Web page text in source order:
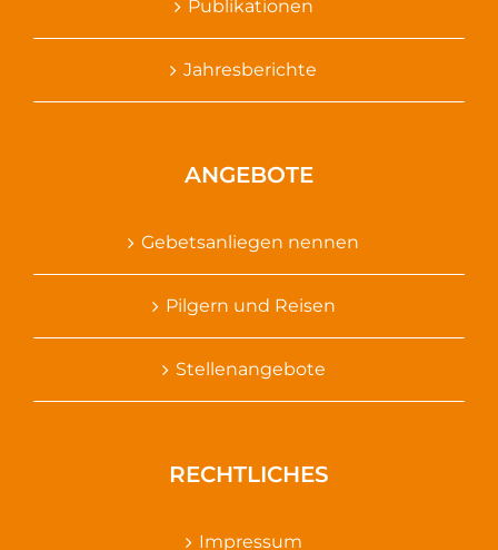
Publikationen
Jahresberichte
ANGEBOTE
Gebetsanliegen nennen
Pilgern und Reisen
Stellenangebote
RECHTLICHES
Impressum